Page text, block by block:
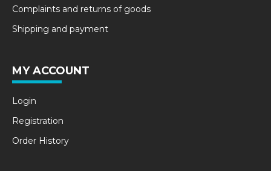
Complaints and returns of goods
Shipping and payment
MY ACCOUNT
Login
Registration
Order History